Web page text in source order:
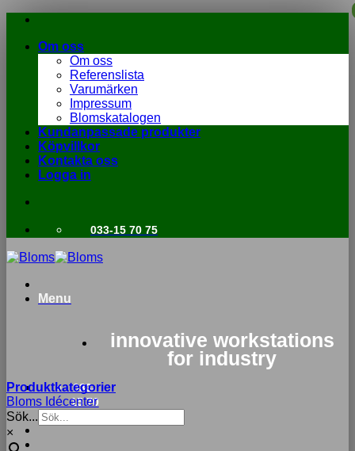
Skip
contentOm oss
Om oss
Referenslista
Varumärken
Impressum
Blomskatalogen
Kundanpassade produkter
Köpvillkor
Kontakta oss
Logga in
033-15 70 75
Menu
innovative workstations
for industry
033-
15 70
Produktkategorier
Bloms Idécenter
Sök...
×